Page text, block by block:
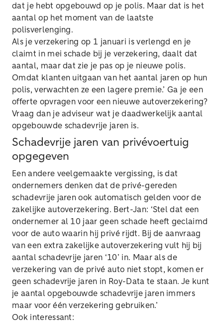
dat je hebt opgebouwd op je polis. Maar dat is het
aantal op het moment van de laatste
polisverlenging.
Als je verzekering op 1 januari is verlengd en je
claimt in mei schade bij je verzekering, daalt dat
aantal, maar dat zie je pas op je nieuwe polis.
Omdat klanten uitgaan van het aantal jaren op hun
polis, verwachten ze een lagere premie.’ Ga je een
offerte opvragen voor een nieuwe autoverzekering?
Vraag dan je adviseur wat je daadwerkelijk aantal
opgebouwde schadevrije jaren is.
Schadevrije jaren van privévoertuig
opgegeven
Een andere veelgemaakte vergissing, is dat
ondernemers denken dat de privé-gereden
schadevrije jaren ook automatisch gelden voor de
zakelijke autoverzekering. Bert-Jan: ‘Stel dat een
ondernemer al 10 jaar geen schade heeft geclaimd
voor de auto waarin hij privé rijdt. Bij de aanvraag
van een extra zakelijke autoverzekering vult hij bij
aantal schadevrije jaren ‘10’ in. Maar als de
verzekering van de privé auto niet stopt, komen er
geen schadevrije jaren in Roy-Data te staan. Je kunt
je aantal opgebouwde schadevrije jaren immers
maar voor één verzekering gebruiken.’
Ook interessant: